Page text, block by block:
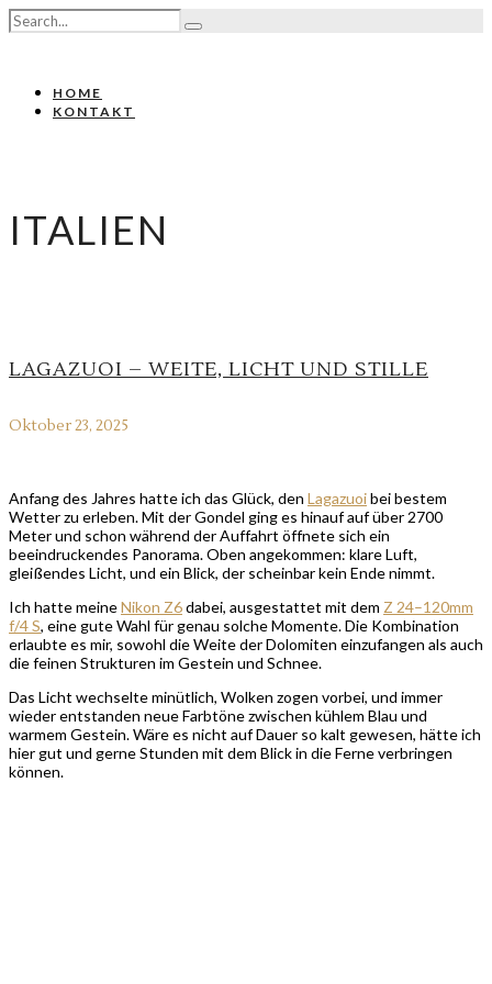
HOME
KONTAKT
ITALIEN
LAGAZUOI – WEITE, LICHT UND STILLE
Oktober 23, 2025
Anfang des Jahres hatte ich das Glück, den Lagazuoibei bestem
Wetter zu erleben. Mit der Gondel ging es hinauf auf über 2700
Meter und schon während der Auffahrt öffnete sich ein
beeindruckendes Panorama. Oben angekommen: klare Luft,
gleißendes Licht, und ein Blick, der scheinbar kein Ende nimmt.
Ich hatte meineNikon Z6dabei, ausgestattet mit dem Z 24–120mm
f/4 S, eine gute Wahl für genau solche Momente. Die Kombination
erlaubte es mir, sowohl die Weite der Dolomiten einzufangen als auch
die feinen Strukturen im Gestein und Schnee.
Das Licht wechselte minütlich, Wolken zogen vorbei, und immer
wieder entstanden neue Farbtöne zwischen kühlem Blau und
warmem Gestein. Wäre es nicht auf Dauer so kalt gewesen, hätte ich
hier gut und gerne Stunden mit dem Blick in die Ferne verbringen
können.